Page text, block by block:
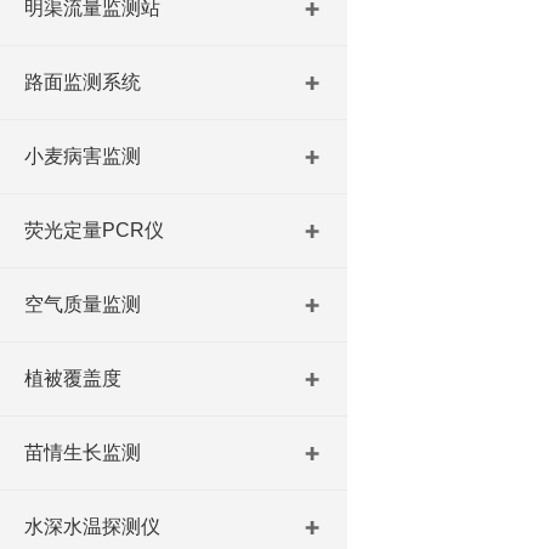
明渠流量监测站
路面监测系统
小麦病害监测
荧光定量PCR仪
空气质量监测
植被覆盖度
苗情生长监测
水深水温探测仪